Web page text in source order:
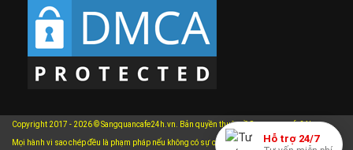
Hỗ trợ 24/7
Copyright 2017 - 2026 © Sangquancafe24h.vn. Bản quyền thuộc về Sangquancafe24h.vn.
Mọi hành vi sao chép đều là phạm pháp nếu không có sự cho phép bằng văn bản của chúng